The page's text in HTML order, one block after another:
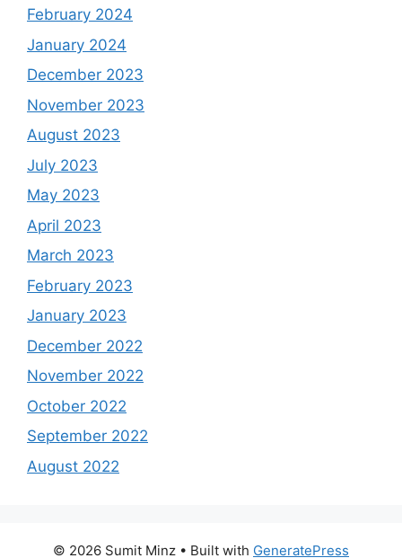
February 2024
January 2024
December 2023
November 2023
August 2023
July 2023
May 2023
April 2023
March 2023
February 2023
January 2023
December 2022
November 2022
October 2022
September 2022
August 2022
© 2026 Sumit Minz • Built with GeneratePress